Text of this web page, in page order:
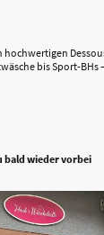
bis Sport-BHs
bald wieder vorbei